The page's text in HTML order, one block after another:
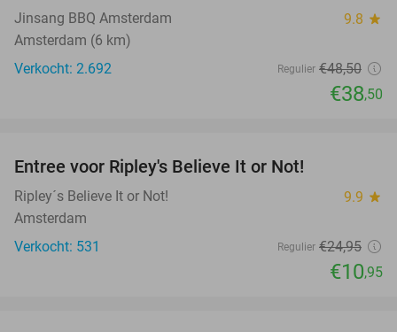
Jinsang BBQ Amsterdam 9.8 star
Amsterdam (6 km)
Verkocht: 2.692
Regulier €48,50
€38,50
Entree voor Ripley's Believe It or Not!
Ripley´s Believe It or Not! 9.9 star
Amsterdam
Verkocht: 531
Regulier €24,95
€10,95